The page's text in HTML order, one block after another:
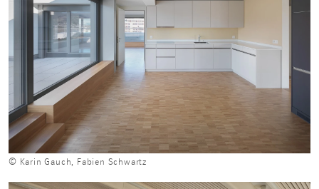
© Karin Gauch, Fabien Schwartz